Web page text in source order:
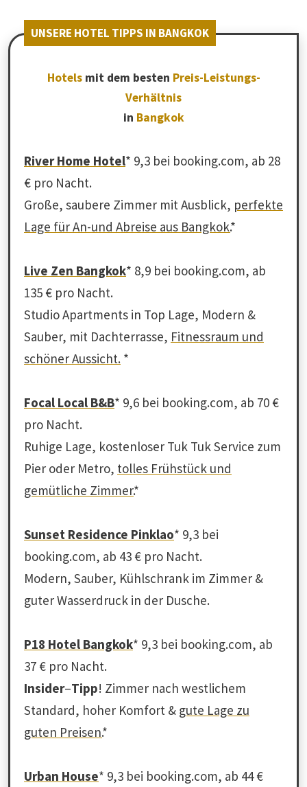
UNSERE HOTEL TIPPS IN BANGKOK
Hotels mit dem besten Preis-Leistungs-
Verhältnis
in Bangkok
River Home Hotel* 9,3 bei booking.com, ab 28
€ pro Nacht.
Große, saubere Zimmer mit Ausblick, perfekte
Lage für An-und Abreise aus Bangkok.*
Live Zen Bangkok* 8,9 bei booking.com, ab
135 € pro Nacht.
Studio Apartments in Top Lage, Modern &
Sauber, mit Dachterrasse, Fitnessraum und
schöner Aussicht. *
Focal Local B&B* 9,6 bei booking.com, ab 70 €
pro Nacht.
Ruhige Lage, kostenloser Tuk Tuk Service zum
Pier oder Metro, tolles Frühstück und
gemütliche Zimmer.*
Sunset Residence Pinklao* 9,3 bei
booking.com, ab 43 € pro Nacht.
Modern, Sauber, Kühlschrank im Zimmer &
guter Wasserdruck in der Dusche.
P18 Hotel Bangkok* 9,3 bei booking.com, ab
37 € pro Nacht.
Insider–Tipp! Zimmer nach westlichem
Standard, hoher Komfort & gute Lage zu
guten Preisen.*
Urban House* 9,3 bei booking.com, ab 44 €